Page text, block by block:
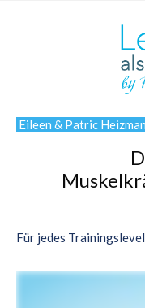
Eileen & Patric
Für jedes